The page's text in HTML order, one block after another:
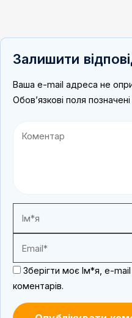
Залишити
Ваша e-mail адреса не
Обов’язкові поля позначені
Зберігти моє Ім*я, e-
коментарів.